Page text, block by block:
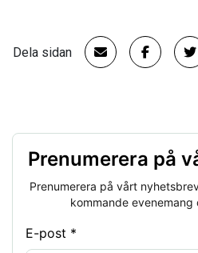
Dela sidan
Prenumerera på
Prenumerera på vårt
kommande evenemang
E-post *